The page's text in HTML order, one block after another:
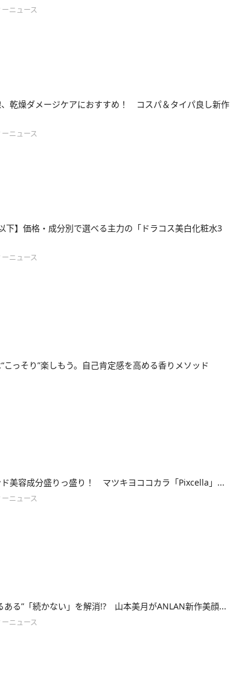
ニュース
乾燥ダメージケアにおすすめ！ コスパ＆タイパ良し新作
ニュース
下】価格・成分別で選べる主力の「ドラコス美白化粧水3
ニュース
こっそり”楽しもう。自己肯定感を高める香りメソッド
美容成分盛りっ盛り！ マツキヨココカラ「Pixcella」...
ニュース
ある”「続かない」を解消!? 山本美月がANLAN新作美顔...
ニュース